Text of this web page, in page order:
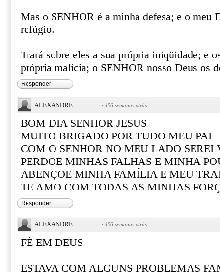
Mas o SENHOR é a minha defesa; e o meu
refúgio.
Trará sobre eles a sua própria iniqüidade; e
própria malícia; o SENHOR nosso Deus os
Responder
ALEXANDRE · 456 semanas atrás
BOM DIA SENHOR JESUS
MUITO BRIGADO POR TUDO MEU PAI
COM O SENHOR NO MEU LADO SEREI
PERDOE MINHAS FALHAS E MINHA
ABENÇOE MINHA FAMÍLIA E MEU
TE AMO COM TODAS AS MINHAS
Responder
ALEXANDRE · 456 semanas atrás
FÉ EM DEUS
ESTAVA COM ALGUNS PROBLEMAS